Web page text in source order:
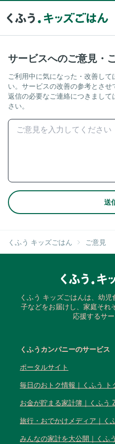
サービスへのご意見・
ご利用中に気になった・改善し
い。サービスの改善の参考とさせ
返信の必要なご連絡につきまして
さい。
送
くふう キッズごはん ご意見
くふう キッズごはんは、幼
子などをお届けし、家庭それ
応援するサー
くふうカンパニーのサービス
ポータルサイト
毎日のおトク情報｜くふう ト
お金が貯まる家計簿｜くふう
旅行・おでかけメディア｜く
みんなの家計を大公開｜くふ